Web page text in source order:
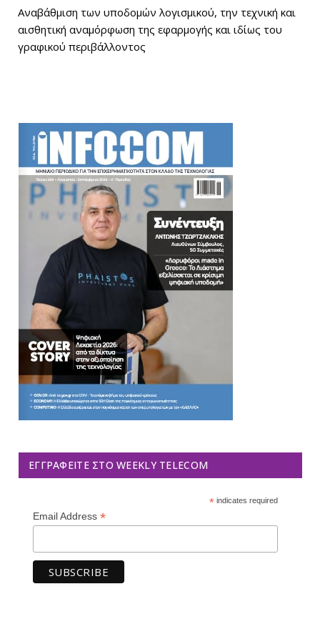
Αναβάθμιση των υποδομών λογισμικού, την τεχνική και
αισθητική αναμόρφωση της εφαρμογής και ιδίως του
γραφικού περιβάλλοντος
ΕΓΓΡΑΦΕΊΤΕ ΣΤΟ WEEKLY TELECOM
*indicates required
Email Address *